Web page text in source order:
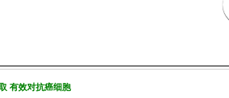
有效对抗癌细胞